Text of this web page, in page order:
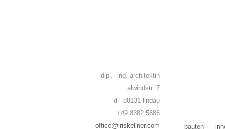
dipl.- ing. architektin
alwindstr. 7
d - 88131 lindau
+49 8382 5686
office@iriskellner.com
bauten